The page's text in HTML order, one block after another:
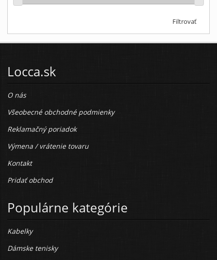
Filtrovať
Locca.sk
O nás
Všeobecné obchodné podmienky
Reklamačný poriadok
Výmena / vrátenie tovaru
Kontakt
Pridať obchod
Populárne kategórie
Kabelky
Dámske tenisky